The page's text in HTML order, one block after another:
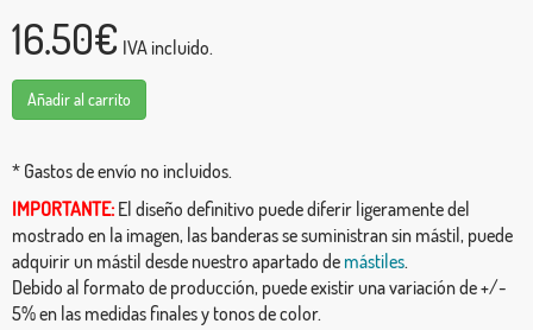
16.50€ IVA incluido.
Añadir al carrito
* Gastos de envío no incluidos.
IMPORTANTE: El diseño definitivo puede diferir ligeramente del
mostrado en la imagen, las banderas se suministran sin mástil, puede
adquirir un mástil desde nuestro apartado de mástiles.
Debido al formato de producción, puede existir una variación de +/-
5% en las medidas finales y tonos de color.